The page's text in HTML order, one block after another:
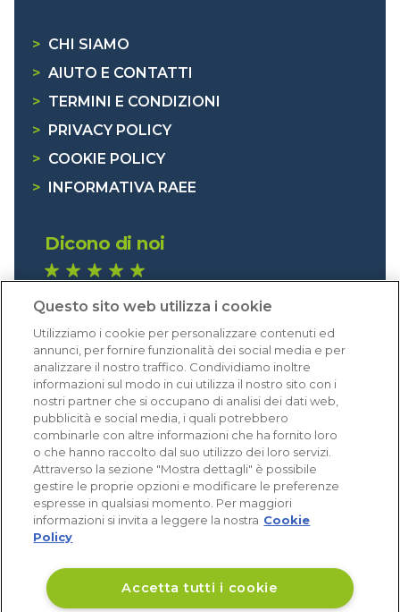
> CHI SIAMO
> AIUTO E CONTATTI
> TERMINI E CONDIZIONI
>
PRIVACY POLICY
> COOKIE POLICY
>
INFORMATIVA RAEE
Dicono di noi
Eccellente (4,8)
Acquisti verificati
Questo sito web utilizza i cookie
Utilizziamo i cookie per personalizzare contenuti ed
annunci, per fornire funzionalità dei social media e per
analizzare il nostro traffico. Condividiamo inoltre
informazioni sul modo in cui utilizza il nostro sito con i
nostri partner che si occupano di analisi dei dati web,
pubblicità e social media, i quali potrebbero
combinarle con altre informazioni che ha fornito loro
o che hanno raccolto dal suo utilizzo dei loro servizi.
Attraverso la sezione "Mostra dettagli" è possibile
gestire le proprie opzioni e modificare le preferenze
espresse in qualsiasi momento. Per maggiori
informazioni si invita a leggere la nostra Cookie
Policy
Accetta tutti i cookie